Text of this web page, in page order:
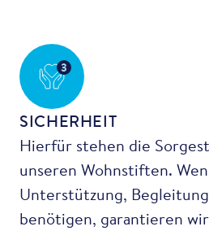
3
SICHERHEIT
Hierfür stehen die
unseren Wohnstiften.
Unterstützung,
benötigen, garantieren